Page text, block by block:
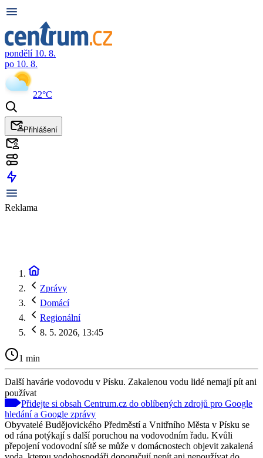
pondělí 10. 8.
po 10. 8.
22°C
Přihlášení
Reklama
Zprávy
Domácí
Regionální
8. 5. 2026, 13:45
1 min
Další havárie vodovodu v Písku. Zakalenou vodu lidé nemají pít ani
používat
Přidejte si obsah Centrum.cz do oblíbených zdrojů pro Google
hledání a Google zprávy
Obyvatelé Budějovického Předměstí a Vnitřního Města v Písku se
od rána potýkají s další poruchou na vodovodním řadu. Kvůli
přepojení vodovodní sítě se může v domácnostech objevit zakalená